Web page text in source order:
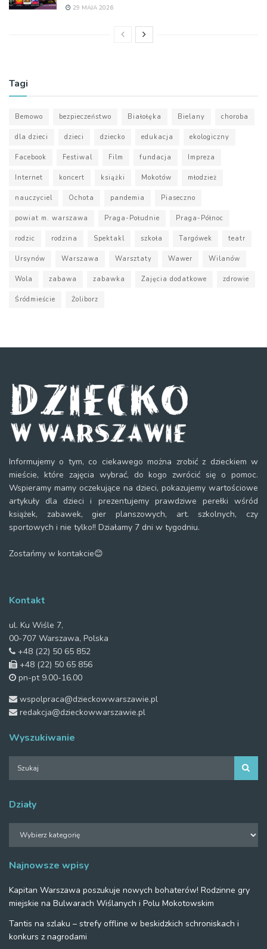
29 MAJA 2026
Tagi
Bemowo bezpieczeństwo Białołęka Bielany choroba
dla dzieci dzieci dziecko edukacja ekologiczny
Facebook Festiwal Film fundacja Impreza
Internet koncert książki Mokotów młodzież
nauczyciel Ochota pandemia Piaseczno
powiat m. warszawa Praga-Południe Praga-Północ
rodzic rodzina Spektakl szkoła Targówek teatr
Ursynów Warszawa Warsztaty Wawer Wilanów
Wola zabawa zabawka Zajęcia dodatkowe zdrowie
Śródmieście Żoliborz
Informujemy o tym, co ciekawego można zrobić z dzieckiem w
mieście, które zajęcia wybrać, do kogo zwrócić się o pomoc.
Wspieramy mamy oczekujące na dzieci, pokazujemy wartościowe
artykuły dla dzieci i prezentujemy prawdziwe perełki wśród
książek, zabawek, gier planszowych, art. szkolnych, czy
sportowych i nie tylko!! Działamy 7 dni w tygodniu.
Zostańmy w kontakcie😊
Kontakt
ul. Ku Wiśle 7,
00-707 Warszawa, Polska
+48 (22) 50 65 852
+48 (22) 50 65 856
pn-pt 9.00-16.00
wspolpraca@dzieckowwarszawie.pl
redakcja@dzieckowwarszawie.pl
Wyszukiwanie
Działy
Najnowsze wpisy
Kapitan Warszawa poszukuje nowych bohaterów! Rodzinne gry
miejskie na Bulwarach Wiślanych i Polu Mokotowskim
Tantis na szlaku – strefy offline w beskidzkich schroniskach i
konkurs z nagrodami